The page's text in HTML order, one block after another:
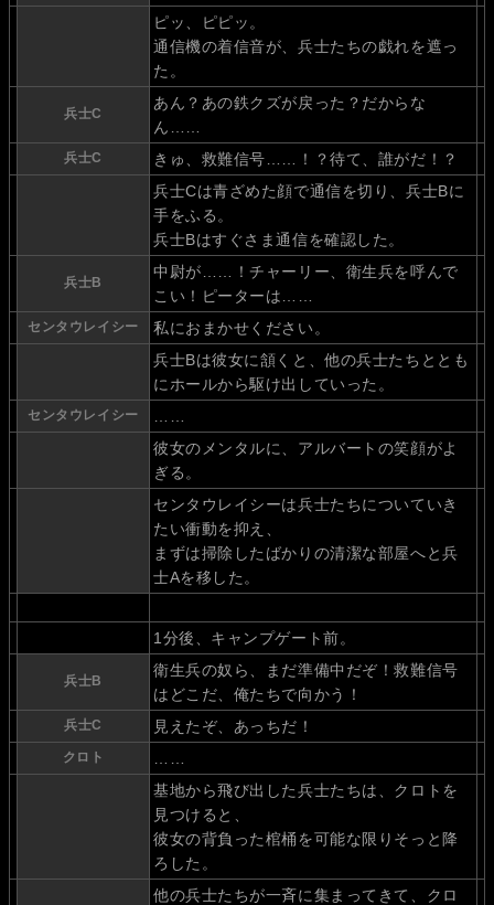
ピッ、ピピッ。
通信機の着信音が、兵士たちの戯れを遮っ
た。
兵士C
あん？あの鉄クズが戻った？だからな
ん……
兵士C
きゅ、救難信号……！？待て、誰がだ！？
兵士Cは青ざめた顔で通信を切り、兵士Bに
手をふる。
兵士Bはすぐさま通信を確認した。
兵士B
中尉が……！チャーリー、衛生兵を呼んで
こい！ピーターは……
センタウレイシー
私におまかせください。
兵士Bは彼女に頷くと、他の兵士たちととも
にホールから駆け出していった。
センタウレイシー
彼女のメンタルに、アルバートの笑顔がよ
ぎる。
センタウレイシーは兵士たちについていき
たい衝動を抑え、
まずは掃除したばかりの清潔な部屋へと兵
士Aを移した。
1分後、キャンプゲート前。
兵士B
衛生兵の奴ら、まだ準備中だぞ！救難信号
はどこだ、俺たちで向かう！
兵士C 見えたぞ、あっちだ！
クロト
基地から飛び出した兵士たちは、クロトを
見つけると、
彼女の背負った棺桶を可能な限りそっと降
ろした。
他の兵士たちが一斉に集まってきて、クロ